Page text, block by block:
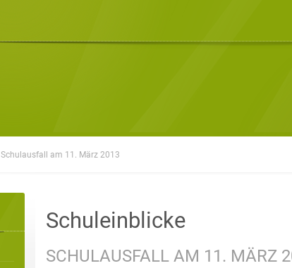
Schulausfall am 11. März 2013
Schuleinblicke
SCHULAUSFALL AM 11. MÄRZ